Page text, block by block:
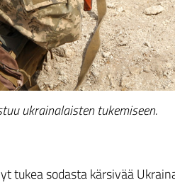
ukrainalaisten tukemiseen.
tukea sodasta kärsivää